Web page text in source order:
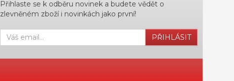
Přihlaste se k odběru novinek a budete vědět o
zlevněném zboží i novinkách jako první!
PŘIHLÁSIT